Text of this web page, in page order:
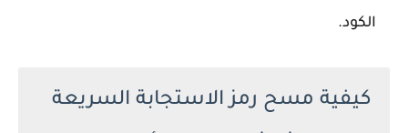
الكود.
كيفية مسح رمز الاستجابة السريعة